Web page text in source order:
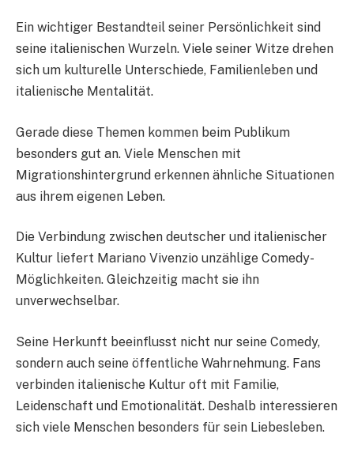
Ein wichtiger Bestandteil seiner Persönlichkeit sind
seine italienischen Wurzeln. Viele seiner Witze drehen
sich um kulturelle Unterschiede, Familienleben und
italienische Mentalität.
Gerade diese Themen kommen beim Publikum
besonders gut an. Viele Menschen mit
Migrationshintergrund erkennen ähnliche Situationen
aus ihrem eigenen Leben.
Die Verbindung zwischen deutscher und italienischer
Kultur liefert Mariano Vivenzio unzählige Comedy-
Möglichkeiten. Gleichzeitig macht sie ihn
unverwechselbar.
Seine Herkunft beeinflusst nicht nur seine Comedy,
sondern auch seine öffentliche Wahrnehmung. Fans
verbinden italienische Kultur oft mit Familie,
Leidenschaft und Emotionalität. Deshalb interessieren
sich viele Menschen besonders für sein Liebesleben.